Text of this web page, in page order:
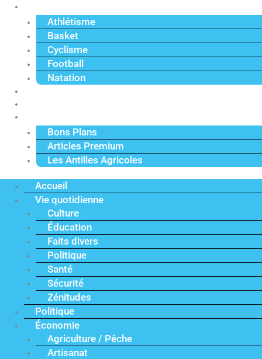
Athlétisme
Basket
Cyclisme
Football
Natation
Bons Plans
Articles Premium
Les Antilles Agricoles
Accueil
Vie quotidienne
Culture
Éducation
Faits divers
Politique
Santé
Sécurité
Zénitudes
Politique
Économie
Agriculture / Pêche
Artisanat